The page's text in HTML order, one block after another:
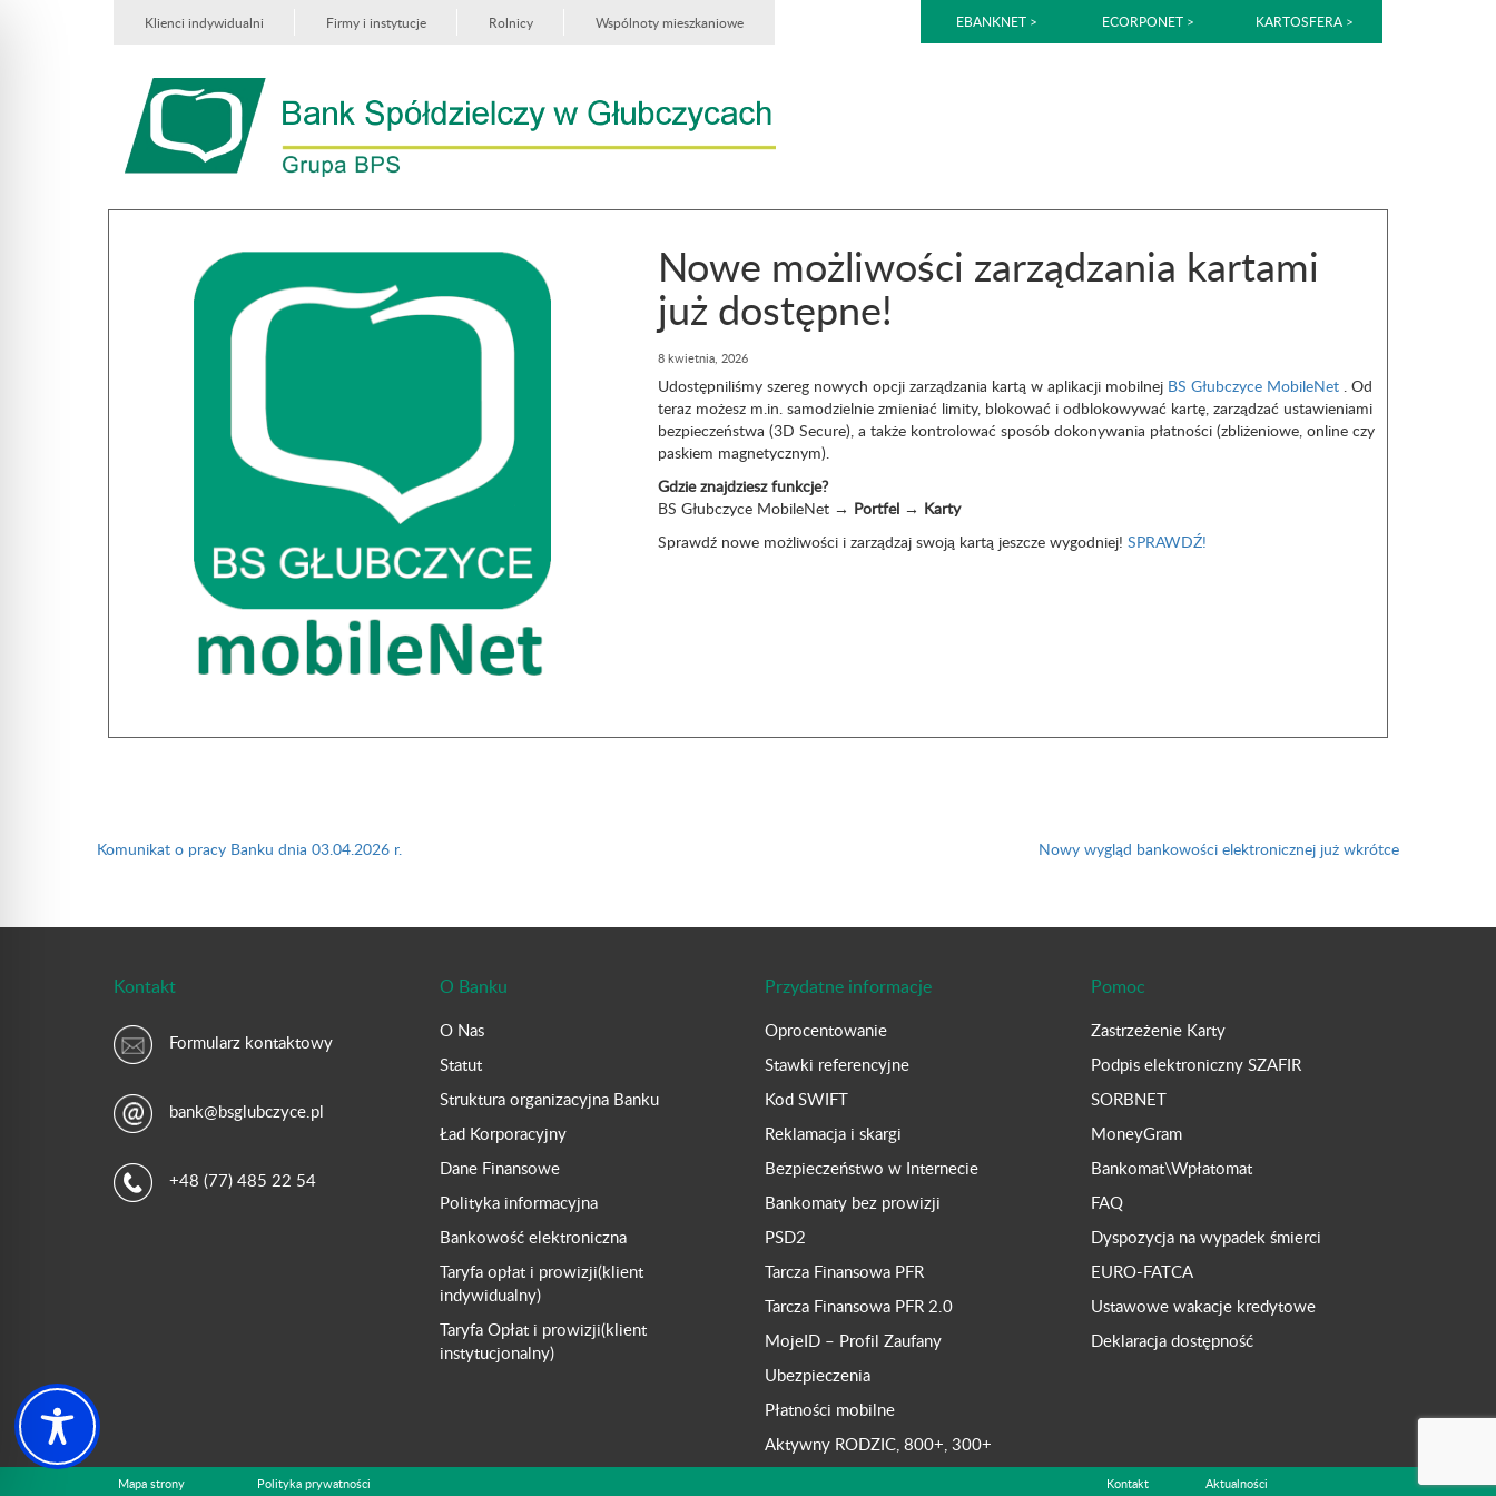
Klienci indywidualni Firmy i instytucje Rolnicy Wspólnoty mieszkaniowe KARTOSFERA >
ECORPONET >
EBANKNET >
Nowe możliwości zarządzania kartami
już dostępne!
8 kwietnia, 2026
Udostępniliśmy szereg nowych opcji zarządzania kartą w aplikacji mobilnej BS Głubczyce MobileNet . Od
teraz możesz m.in. samodzielnie zmieniać limity, blokować i odblokowywać kartę, zarządzać ustawieniami
bezpieczeństwa (3D Secure), a także kontrolować sposób dokonywania płatności (zbliżeniowe, online czy
paskiem magnetycznym).
Gdzie znajdziesz funkcje?
BS Głubczyce MobileNet → Portfel→ Karty
Sprawdź nowe możliwości i zarządzaj swoją kartą jeszcze wygodniej! SPRAWDŹ!
wpisu
Komunikat o pracy Banku dnia 03.04.2026 r. Nowy wygląd bankowości elektronicznej już wkrótce
Kontakt
Formularz kontaktowy
bank@bsglubczyce.pl
+48 (77) 485 22 54
O Banku
O Nas
Statut
Struktura organizacyjna Banku
Ład Korporacyjny
Dane Finansowe
Polityka informacyjna
Bankowość elektroniczna
Taryfa opłat i prowizji(klient
indywidualny)
Taryfa Opłat i prowizji(klient
instytucjonalny)
Przydatne informacje
Oprocentowanie
Stawki referencyjne
Kod SWIFT
Reklamacja i skargi
Bezpieczeństwo w Internecie
Bankomaty bez prowizji
PSD2
Tarcza Finansowa PFR
Tarcza Finansowa PFR 2.0
MojeID – Profil Zaufany
Ubezpieczenia
Płatności mobilne
Aktywny RODZIC, 800+, 300+
Pomoc
Zastrzeżenie Karty
Podpis elektroniczny SZAFIR
SORBNET
MoneyGram
Bankomat\Wpłatomat
FAQ
Dyspozycja na wypadek śmierci
EURO-FATCA
Ustawowe wakacje kredytowe
Deklaracja dostępność
Mapa strony Polityka prywatności Kontakt Aktualności